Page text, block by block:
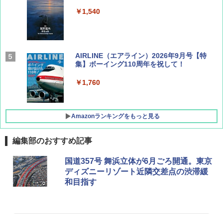
￥1,540
AIRLINE（エアライン）2026年9月号【特
集】ボーイング110周年を祝して！
￥1,760
Amazonランキングをもっと見る
D40 地球の歩き方 チェンマイ タイ北部の魅
力的な町 2026～2027 地球の歩き方D アジア
￥2,079
[キャンパーズコレクション 山善] ポップアッ
プテント 傘みたいに広げて畳める パッとサ
ッとサンシェード キューブ フルクローズ メ
ッシュ 簡単設置 ワンタッチテント キャンプ
DEWEL パラソル 大型 ビーチ アウトドアパ
ラソル ガーデン サイトシート付 折りたたみ
防水 UVカット 4段階高さ調整 軽量 収納袋付
き
編集部のおすすめ記事
国道357号 舞浜立体が6月ごろ開通。東京
ディズニーリゾート近隣交差点の渋滞緩
和目指す